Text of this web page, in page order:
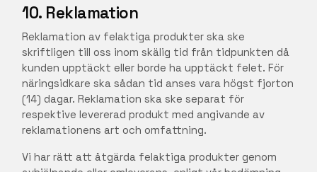
10. Reklamation
Reklamation av felaktiga produkter ska ske
skriftligen till oss inom skälig tid från tidpunkten då
kunden upptäckt eller borde ha upptäckt felet. För
näringsidkare ska sådan tid anses vara högst fjorton
(14) dagar. Reklamation ska ske separat för
respektive levererad produkt med angivande av
reklamationens art och omfattning.
Vi har rätt att åtgärda felaktiga produkter genom